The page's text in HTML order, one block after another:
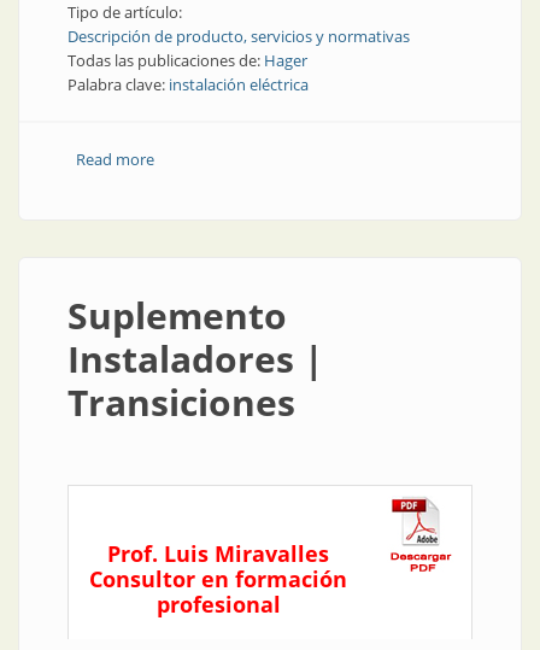
Tipo de artículo:
Descripción de producto, servicios y normativas
Todas las publicaciones de: Hager
Palabra clave: instalación eléctrica
Read moreabout Distribución y gestión de energía eléctrica
Suplemento
Instaladores |
Transiciones
Prof. Luis Miravalles
Consultor en formación
profesional